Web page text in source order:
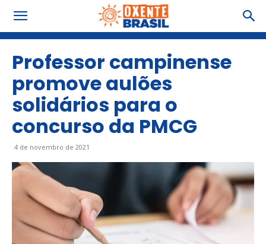
Professor campinense
promove aulões
solidários para o
concurso da PMCG
4 de novembro de 2021